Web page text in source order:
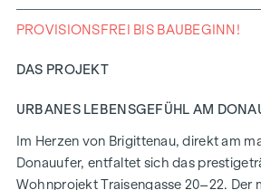
PROVISIONSFREI BIS BAUBEGINN!
DAS PROJEKT
URBANES LEBENSGEFÜHL AM
Im Herzen von Brigittenau, direkt am
Donauufer, entfaltet sich das
Wohnprojekt Traisengasse 20–22. Der